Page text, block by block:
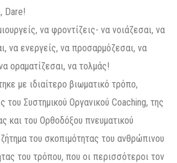
Dare!
να φροντίζεις- να νοιάζεσαι, να
να ενεργείς, να προσαρμόζεσαι, να
οραματίζεσαι, να τολμάς!
με ιδιαίτερο βιωματικό τρόπο,
του Συστημικού Οργανικού Coaching, της
και του Ορθοδόξου πνευματικού
του σκοπιμότητας του ανθρώπινου
του τρόπου, που οι περισσότεροι τον